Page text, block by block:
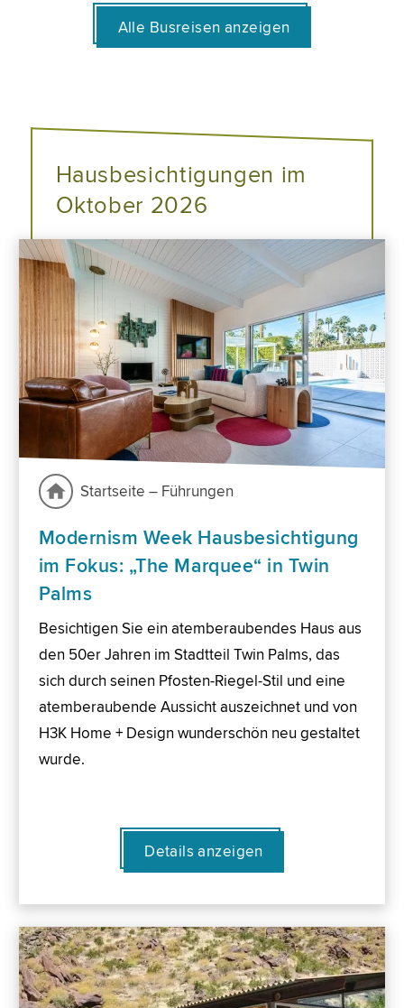
Alle Busreisen anzeigen
Hausbesichtigungen im
Oktober 2026
Startseite – Führungen
Modernism Week Hausbesichtigung
im Fokus: „The Marquee“ in Twin
Palms
Besichtigen Sie ein atemberaubendes Haus aus
den 50er Jahren im Stadtteil Twin Palms, das
sich durch seinen Pfosten-Riegel-Stil und eine
atemberaubende Aussicht auszeichnet und von
H3K Home + Design wunderschön neu gestaltet
wurde.
Details anzeigen